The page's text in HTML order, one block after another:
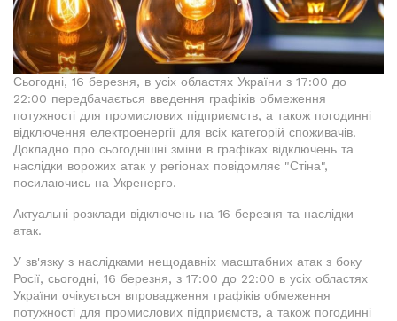
Сьогодні, 16 березня, в усіх областях України з 17:00 до
22:00 передбачається введення графіків обмеження
потужності для промислових підприємств, а також погодинні
відключення електроенергії для всіх категорій споживачів.
Докладно про сьогоднішні зміни в графіках відключень та
наслідки ворожих атак у регіонах повідомляє "Стіна",
посилаючись на Укренерго.
Актуальні розклади відключень на 16 березня та наслідки
атак.
У зв'язку з наслідками нещодавніх масштабних атак з боку
Росії, сьогодні, 16 березня, з 17:00 до 22:00 в усіх областях
України очікується впровадження графіків обмеження
потужності для промислових підприємств, а також погодинні